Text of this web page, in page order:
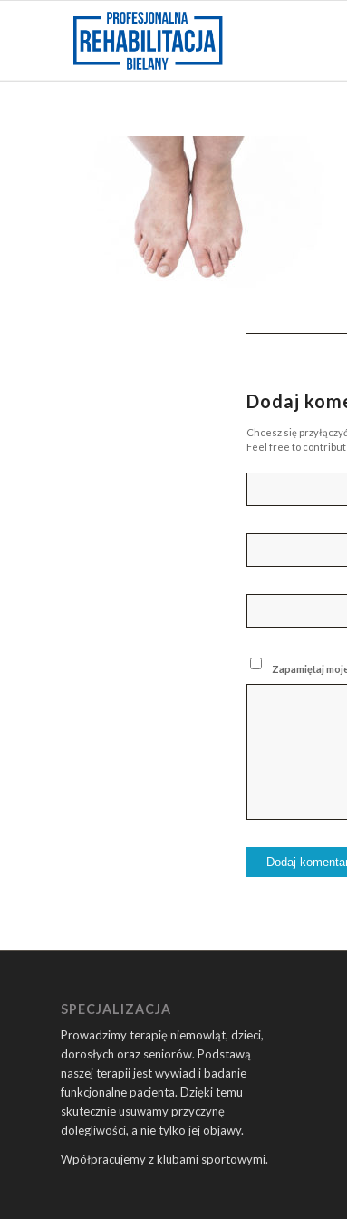
Dodaj
Chcesz się
Feel free to
Zapamiętaj
SPECJALIZACJA
Prowadzimy terapię niemowląt, dzieci,
dorosłych oraz seniorów. Podstawą
naszej terapii jest wywiad i badanie
funkcjonalne pacjenta. Dzięki temu
skutecznie usuwamy przyczynę
dolegliwości, a nie tylko jej objawy.
Wpółpracujemy z klubami sportowymi.